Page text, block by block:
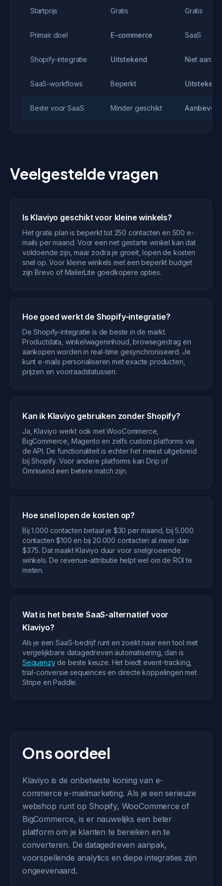
Startprijs Gratis Gratis
Primair doel E-commerce SaaS
Shopify-integratie Uitstekend Niet
SaaS-workflows Beperkt Uitstekend
Beste voor SaaS Minder geschikt
Veelgestelde vragen
Is Klaviyo geschikt voor kleine winkels?
Het gratis plan is beperkt tot 250 contacten en 500 e-
mails per maand. Voor een net gestarte winkel kan dat
voldoende zijn, maar zodra je groeit, lopen de kosten
snel op. Voor kleine winkels met een beperkt budget
zijn Brevo of MailerLite goedkopere opties.
Hoe goed werkt de Shopify-integratie?
De Shopify-integratie is de beste in de markt.
Productdata, winkelwageninhoud, browsegedrag en
aankopen worden in real-time gesynchroniseerd. Je
kunt e-mails personaliseren met exacte producten,
prijzen en voorraadstatussen.
Kan ik Klaviyo gebruiken zonder Shopify?
Ja, Klaviyo werkt ook met WooCommerce,
BigCommerce, Magento en zelfs custom platforms via
de API. De functionaliteit is echter het meest uitgebreid
bij Shopify. Voor andere platforms kan Drip of
Omnisend een betere match zijn.
Hoe snel lopen de kosten op?
Bij 1.000 contacten betaal je $30 per maand, bij 5.000
contacten $100 en bij 20.000 contacten al meer dan
$375. Dat maakt Klaviyo duur voor snelgroeiende
winkels. De revenue-attributie helpt wel om de ROI te
meten.
Wat is het beste SaaS-alternatief voor
Klaviyo?
Als je een SaaS-bedrijf runt en zoekt naar een tool met
vergelijkbare datagedreven automatisering, dan is
Sequenzyde beste keuze. Het biedt event-tracking,
trial-conversie sequences en directe koppelingen met
Stripe en Paddle.
Ons oordeel
Klaviyo is de onbetwiste koning van e-
commerce e-mailmarketing. Als je een serieuze
webshop runt op Shopify, WooCommerce of
BigCommerce, is er nauwelijks een beter
platform om je klanten te bereiken en te
converteren. De datagedreven aanpak,
voorspellende analytics en diepe integraties zijn
ongeevenaard.